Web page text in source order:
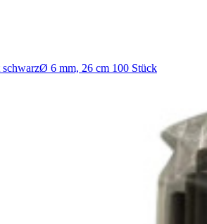
6 mm, 26 cm 100 Stück